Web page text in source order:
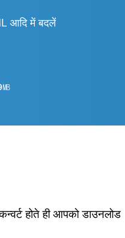
आदि में बदलें
㎆︎
होते ही आपको डाउनलोड